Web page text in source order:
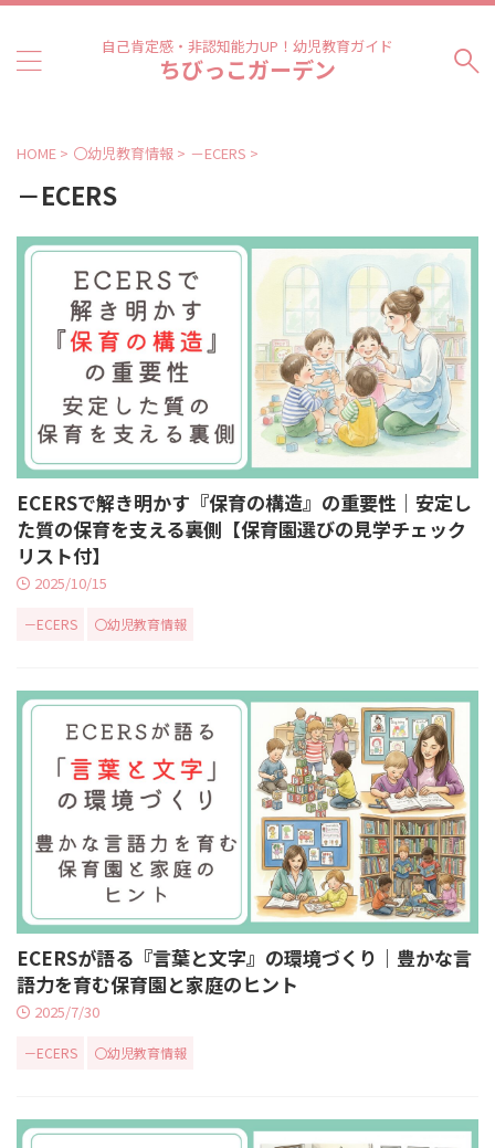
自己肯定感・非認知能力UP！幼児教育ガイド
ちびっこガーデン
HOME > 〇幼児教育情報 > －ECERS >
－ECERS
ECERSで解き明かす『保育の構造』の重要性｜安定し
た質の保育を支える裏側【保育園選びの見学チェック
リスト付】
2025/10/15
－ECERS 〇幼児教育情報
ECERSが語る『言葉と文字』の環境づくり｜豊かな言
語力を育む保育園と家庭のヒント
2025/7/30
－ECERS 〇幼児教育情報